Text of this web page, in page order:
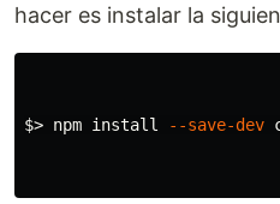
hacer es instalar la
$> npm install --save-dev